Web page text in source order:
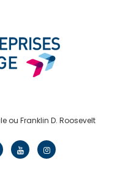
ou Franklin D. Roosevelt